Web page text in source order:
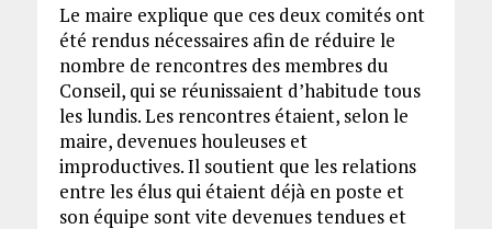
Le maire explique que ces deux comités ont
été rendus nécessaires afin de réduire le
nombre de rencontres des membres du
Conseil, qui se réunissaient d’habitude tous
les lundis. Les rencontres étaient, selon le
maire, devenues houleuses et
improductives. Il soutient que les relations
entre les élus qui étaient déjà en poste et
son équipe sont vite devenues tendues et